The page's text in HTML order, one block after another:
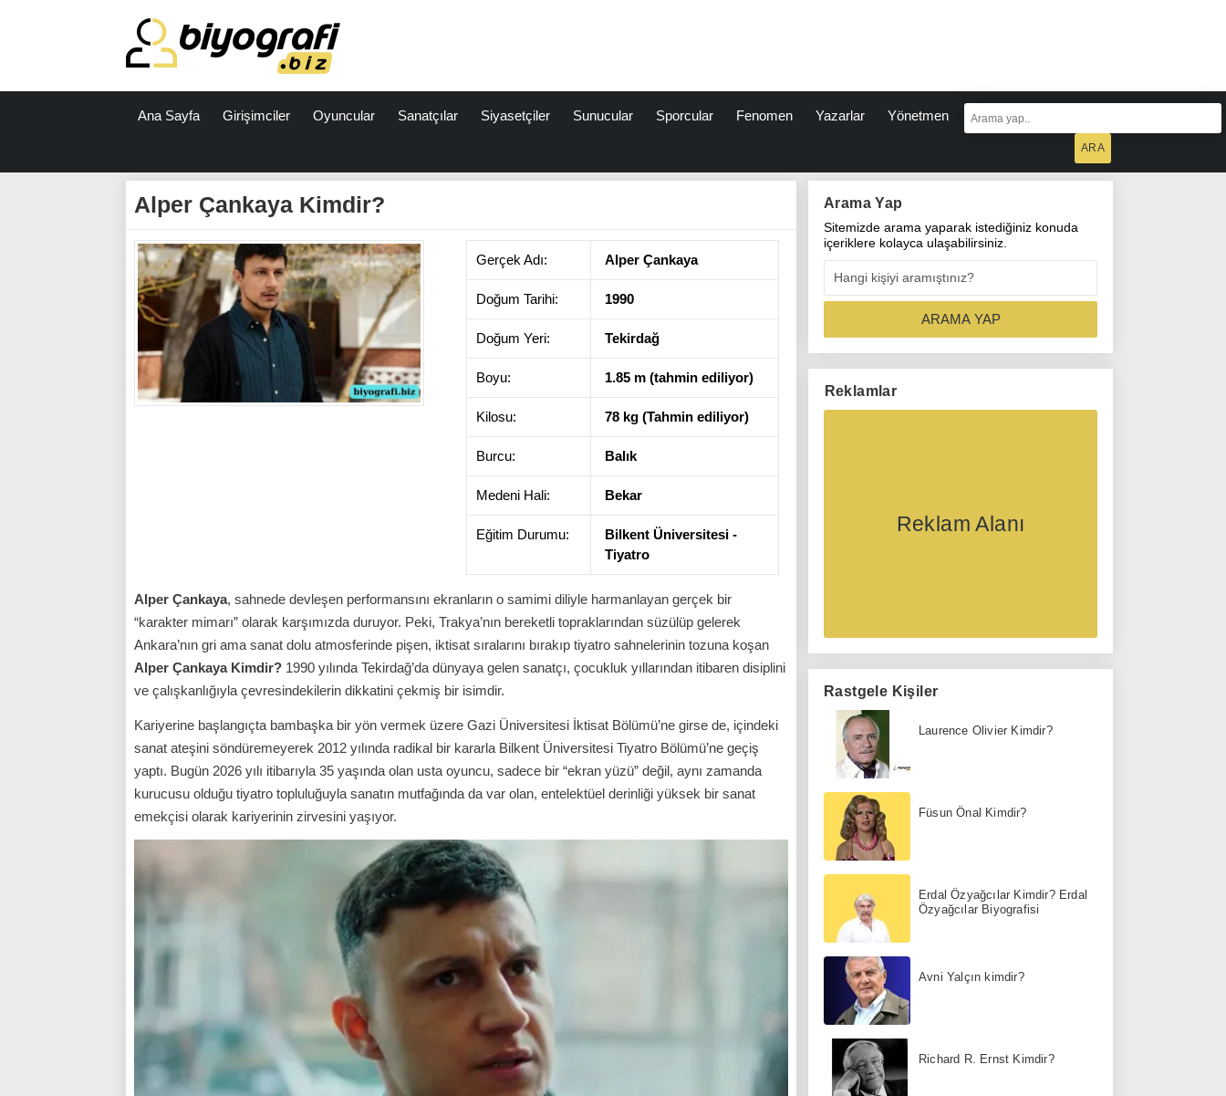
Ana Sayfa Girişimciler Oyuncular Sanatçılar Siyasetçiler Sunucular Sporcular Fenomen Yazarlar Yönetmen
Alper Çankaya Kimdir?
Gerçek Adı: Alper Çankaya
Doğum Tarihi: 1990
Doğum Yeri: Tekirdağ
Boyu: 1.85 m (tahmin ediliyor)
Kilosu: 78 kg (Tahmin ediliyor)
Burcu: Balık
Medeni Hali: Bekar
Eğitim Durumu:
Bilkent Üniversitesi -
Tiyatro
Alper Çankaya, sahnede devleşen performansını ekranların o samimi diliyle harmanlayan gerçek bir
“karakter mimarı” olarak karşımızda duruyor. Peki, Trakya’nın bereketli topraklarından süzülüp gelerek
Ankara’nın gri ama sanat dolu atmosferinde pişen, iktisat sıralarını bırakıp tiyatro sahnelerinin tozuna koşan
Alper Çankaya Kimdir? 1990 yılında Tekirdağ’da dünyaya gelen sanatçı, çocukluk yıllarından itibaren disiplini
ve çalışkanlığıyla çevresindekilerin dikkatini çekmiş bir isimdir.
Kariyerine başlangıçta bambaşka bir yön vermek üzere Gazi Üniversitesi İktisat Bölümü’ne girse de, içindeki
sanat ateşini söndüremeyerek 2012 yılında radikal bir kararla Bilkent Üniversitesi Tiyatro Bölümü’ne geçiş
yaptı. Bugün 2026 yılı itibarıyla 35 yaşında olan usta oyuncu, sadece bir “ekran yüzü” değil, aynı zamanda
kurucusu olduğu tiyatro topluluğuyla sanatın mutfağında da var olan, entelektüel derinliği yüksek bir sanat
emekçisi olarak kariyerinin zirvesini yaşıyor.
Arama Yap
Sitemizde arama yaparak istediğiniz konuda
içeriklere kolayca ulaşabilirsiniz.
Reklamlar
Reklam Alanı
Rastgele Kişiler
Laurence Olivier Kimdir?
Füsun Önal Kimdir?
Erdal Özyağcılar Kimdir? Erdal
Özyağcılar Biyografisi
Avni Yalçın kimdir?
Richard R. Ernst Kimdir?